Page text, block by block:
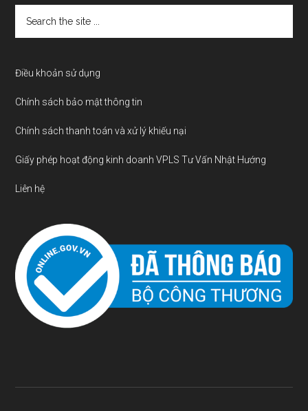
the
Điều khoản sử dụng
Chính sách bảo mật thông tin
Chính sách thanh toán và xử lý khiếu nại
Giấy phép hoạt động kinh doanh VPLS Tư Vấn Nhật Hướng
Liên hệ